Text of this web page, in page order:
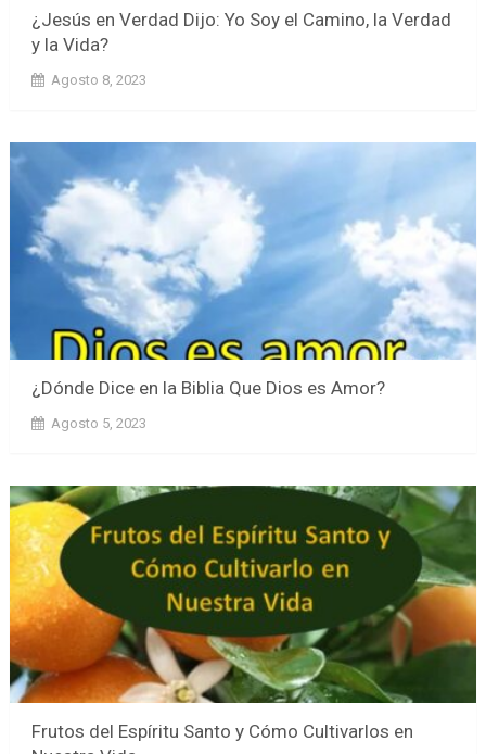
¿Jesús en Verdad Dijo: Yo Soy el Camino, la Verdad
y la Vida?
Agosto 8, 2023
¿Dónde Dice en la Biblia Que Dios es Amor?
Agosto 5, 2023
Frutos del Espíritu Santo y Cómo Cultivarlos en